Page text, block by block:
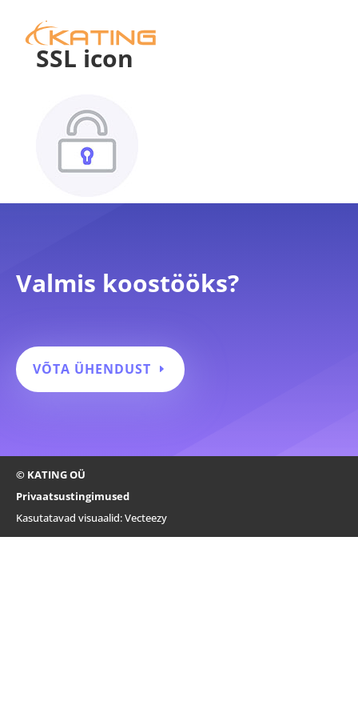
SSL icon
Valmis koostööks?
VÕTA ÜHENDUST
© KATING OÜ
Privaatsustingimused
Kasutatavad visuaalid:Vecteezy